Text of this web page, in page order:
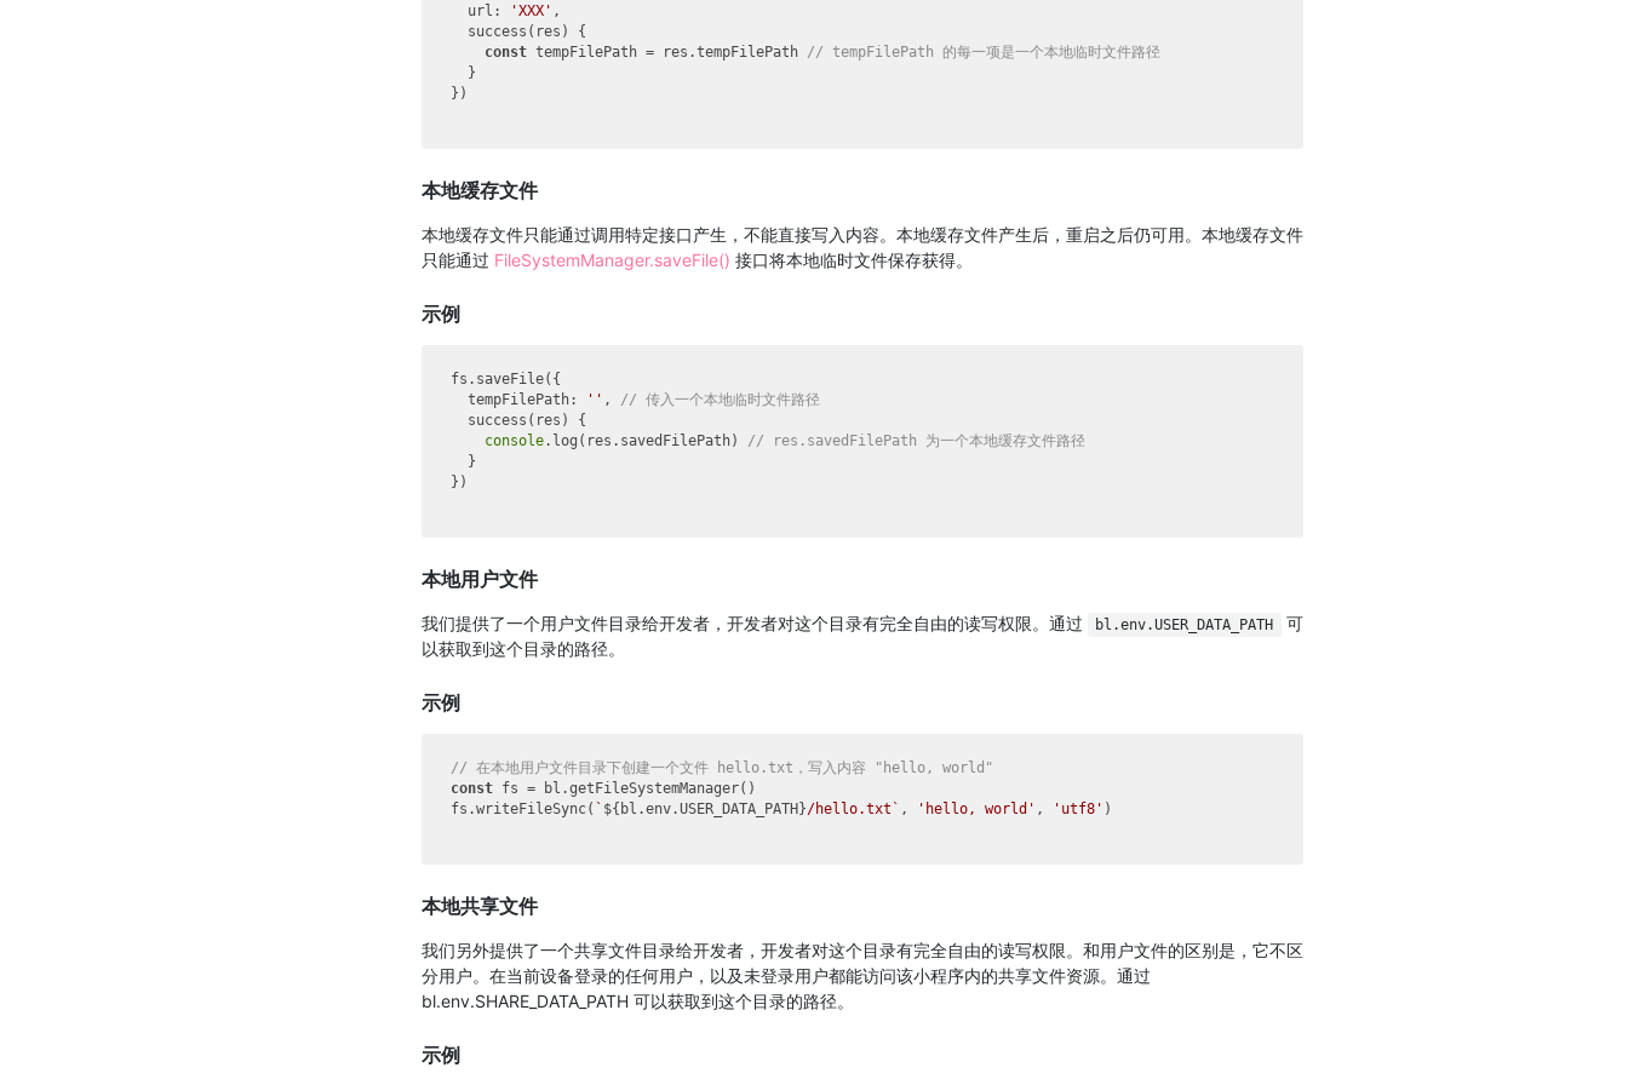
url : 'XXX' ,
  success(res) {
const tempFilePath = res.tempFilePath // tempFilePath 的每一项是一个本地临时文件路径
  }
})
本地缓存文件
本地缓存文件只能通过调用特定接口产生，不能直接写入内容。本地缓存文件产生后，重启之后仍可用。本地缓存文件
只能通过 FileSystemManager.saveFile() 接口将本地临时文件保存获得。
示例
fs.saveFile({
tempFilePath: '' , // 传入一个本地临时文件路径
  success(res) {
console.log(res.savedFilePath) // res.savedFilePath 为一个本地缓存文件路径
  }
})
本地用户文件
我们提供了一个用户文件目录给开发者，开发者对这个目录有完全自由的读写权限。通过 bl.env.USER_DATA_PATH
可
以获取到这个目录的路径。
示例
// 在本地用户文件目录下创建一个文件 hello.txt，写入内容 "hello, world"
const fs = bl.getFileSystemManager()
fs.writeFileSync( ` ${bl.env.USER_DATA_PATH}/hello.txt` , 'hello, world' , 'utf8' )
本地共享文件
我们另外提供了一个共享文件目录给开发者，开发者对这个目录有完全自由的读写权限。和用户文件的区别是，它不区
分用户。在当前设备登录的任何用户，以及未登录用户都能访问该小程序内的共享文件资源。通过
bl.env.SHARE_DATA_PATH 可以获取到这个目录的路径。
示例